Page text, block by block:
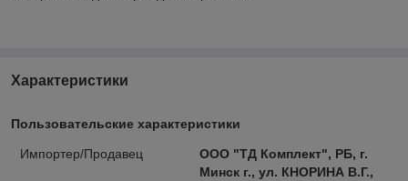
Характеристики
Пользовательские характеристики
Импортер/Продавец
ООО "ТД Комплект", РБ, г.
Минск г., ул. КНОРИНА В.Г.,